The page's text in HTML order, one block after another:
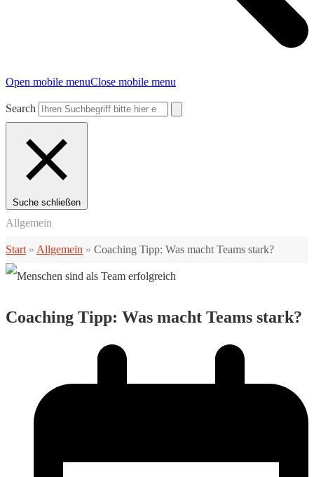
Open mobile menuClose mobile menu
Search
Suche schließen
Allgemein
Start » Allgemein » Coaching Tipp: Was macht Teams stark?
Coaching Tipp: Was macht Teams stark?